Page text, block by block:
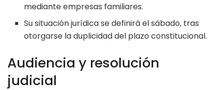
mediante empresas familiares.
Su situación jurídica se definirá el sábado, tras
otorgarse la duplicidad del plazo constitucional.
Audiencia y resolución
judicial